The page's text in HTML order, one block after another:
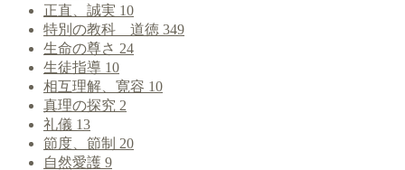
正直、誠実 10
特別の教科 道徳 349
生命の尊さ 24
生徒指導 10
相互理解、寛容 10
真理の探究 2
礼儀 13
節度、節制 20
自然愛護 9